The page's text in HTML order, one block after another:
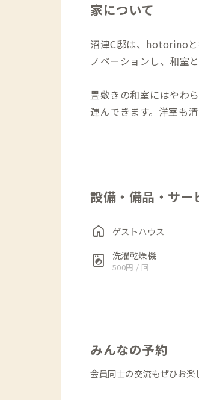
家について
沼津C邸は、hotorinoと
ノベーションし、和室
畳敷きの和室にはやわ
運んできます。洋室も
夜は川のせせらぎが微
間。
つながるような体験が
旅先で暮らすように過
設備・備品・サー
home ゲストハウス
local_laundry_service 洗濯乾燥機
500円 / 回
みんなの予約
会員同士の交流もぜひお楽